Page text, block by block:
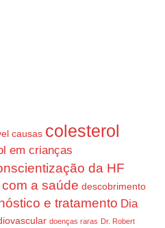
causas colesterol
em crianças
da HF
a saúde descobrimento
e tratamento Dia
doenças raras Dr. Robert